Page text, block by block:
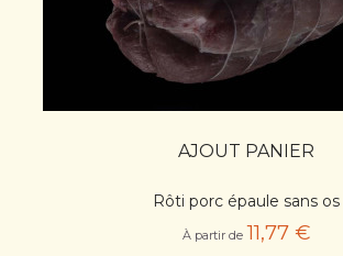
AJOUT PANIER
Rôti porc épaule sans os
À partir de 11,77 €